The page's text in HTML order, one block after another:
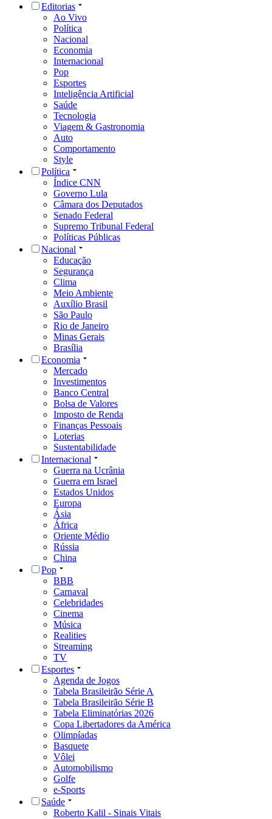
Editorias
Ao Vivo
Política
Nacional
Economia
Internacional
Pop
Esportes
Inteligência Artificial
Saúde
Tecnologia
Viagem & Gastronomia
Auto
Comportamento
Style
Política
Índice CNN
Governo Lula
Câmara dos Deputados
Senado Federal
Supremo Tribunal Federal
Políticas Públicas
Nacional
Educação
Segurança
Clima
Meio Ambiente
Auxílio Brasil
São Paulo
Rio de Janeiro
Minas Gerais
Brasília
Economia
Mercado
Investimentos
Banco Central
Bolsa de Valores
Imposto de Renda
Finanças Pessoais
Loterias
Sustentabilidade
Internacional
Guerra na Ucrânia
Guerra em Israel
Estados Unidos
Europa
Ásia
África
Oriente Médio
Rússia
China
Pop
BBB
Carnaval
Celebridades
Cinema
Música
Realities
Streaming
TV
Esportes
Agenda de Jogos
Tabela Brasileirão Série A
Tabela Brasileirão Série B
Tabela Eliminatórias 2026
Copa Libertadores da América
Olimpíadas
Basquete
Vôlei
Automobilismo
Golfe
e-Sports
Saúde
Roberto Kalil - Sinais Vitais